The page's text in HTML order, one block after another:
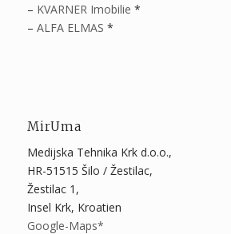
– KVARNER Imobilie *
– ALFA ELMAS *
MirUma
Medijska Tehnika Krk d.o.o.,
HR-51515 Šilo / Žestilac,
Žestilac 1,
Insel Krk, Kroatien
Google-Maps*